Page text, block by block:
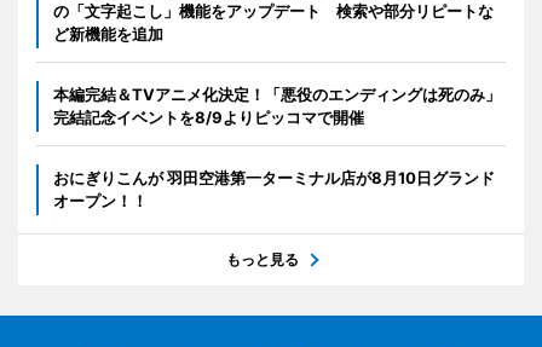
の「文字起こし」機能をアップデート 検索や部分リピートな
ど新機能を追加
本編完結＆TVアニメ化決定！「悪役のエンディングは死のみ」
完結記念イベントを8/9よりピッコマで開催
おにぎりこんが 羽田空港第一ターミナル店が8月10日グランド
オープン！！
もっと見る